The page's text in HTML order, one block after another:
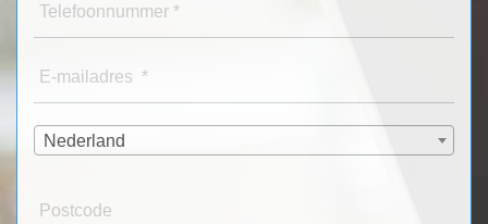
Telefoonnummer *
E-mailadres *
Nederland
Postcode